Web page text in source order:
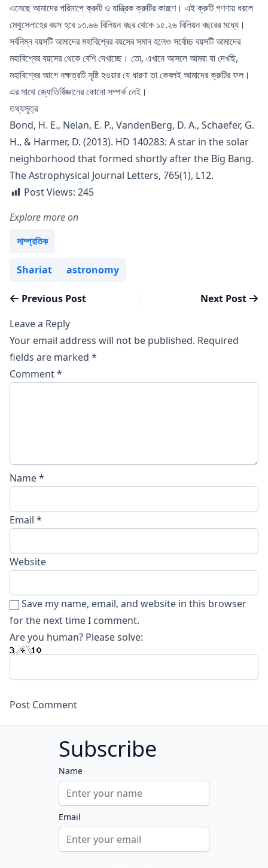
এসেছে আমাদের পরিমাপে ক্রুটি ও যান্ত্রিক ক্রুটির কারণে। এই ক্রুটি গণণায় ধরলে
মেথুসেলাহের বয়স হবে ১৩.৬৬ বিলিয়ন বছর থেকে ১৫.২৬ বিলিয়ন বছরের মধ্যে।
সর্বনিম্ন বয়সটি আমাদের মহাবিশ্বের বয়সের সমান হলেও সর্বোচ্চ বয়সটি আমাদের
মহাবিশ্বের বয়সের থেকে বেশি দেখাচ্ছে। তো, এখানে আসলে আমরা যা দেখছি,
মহাবিশ্বের আগে নক্ষত্রটি সৃষ্টি হওয়ার যে ধারণা তা কেবলই আমাদের ক্রুটির ফল।
এর সাথে জ্যোতির্বিজ্ঞানের কোনো সম্পর্ক নেই।
তথ্যসূত্র
Bond, H. E., Nelan, E. P., VandenBerg, D. A., Schaefer, G.
H., & Harmer, D. (2013). HD 140283: A star in the solar
neighborhood that formed shortly after the Big Bang.
The Astrophysical Journal Letters, 765(1), L12.
Post Views: 245
Explore more on
Posted in
সাম্প্রতিক
Tags:
Shariat astronomy
PostPrevious PostPrevious post:
Next Post
Leave a Reply
Your email address will not be published. Required
fields are marked *
Comment*
Name*
Email *
Website
Save my name, email, and website in this browser
for the next time I comment.
Are you human? Please solve:
Subscribe
Name
Email